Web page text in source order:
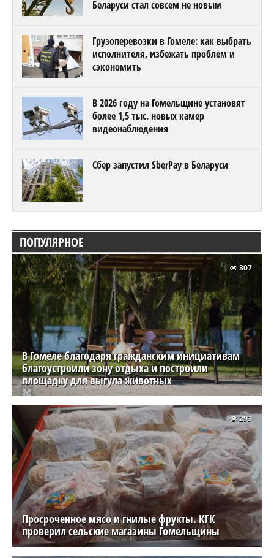
Беларуси стал совсем не новым
Грузоперевозки в Гомеле: как выбрать
исполнителя, избежать проблем и
сэкономить
В 2026 году на Гомельщине установят
более 1,5 тыс. новых камер
видеонаблюдения
Сбер запустил SberPay в Беларуси
ПОПУЛЯРНОЕ
В Гомеле благодаря гражданским инициативам
благоустроили зону отдыха и построили
площадку для выгула животных
307
Просроченное мясо и гнилые фрукты. КГК
проверил сельские магазины Гомельщины
293